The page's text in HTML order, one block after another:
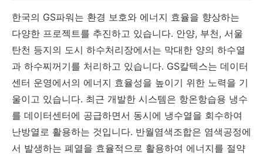
한국의 GS파워는 환경 보호와 에너지 효율을 향상하는
다양한 프로젝트를 추진하고 있습니다. 안양, 부천, 서울
탄천 등지의 도시 하수처리장에서는 막대한 양의 하수열
과 하수찌꺼기를 처리하고 있습니다. GS칼텍스는 데이터
센터 운영에서의 에너지 효율성을 높이기 위한 노력을 기
울이고 있습니다. 최근 개발한 시스템은 항온항습용 냉수
를 데이터센터에 공급하면서 동시에 냉수열을 회수하여
난방열로 활용하는 것입니다. 반월염색조합은 염색공정에
서 발생하는 폐열을 효율적으로 활용하여 에너지를 절약